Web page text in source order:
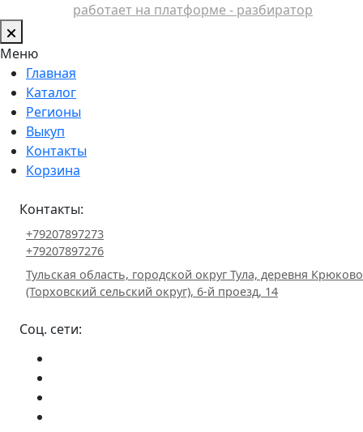
работает на платформе - разбиратор
Меню
Главная
Каталог
Регионы
Выкуп
Контакты
Корзина
Контакты:
+79207897273
+79207897276
Тульская область, городской округ Тула, деревня Крюково
(Торховский сельский округ), 6-й проезд, 14
Соц. сети: